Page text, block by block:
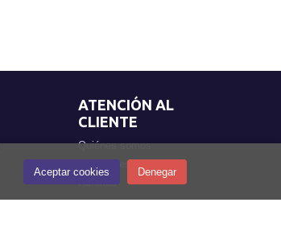
ATENCIÓN AL
CLIENTE
Quiénes somos
Pedidos especiales
Horarios
Aceptar cookies Denegar